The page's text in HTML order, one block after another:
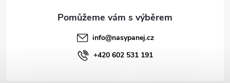
info@nasypanej.cz
+420 602 531 191